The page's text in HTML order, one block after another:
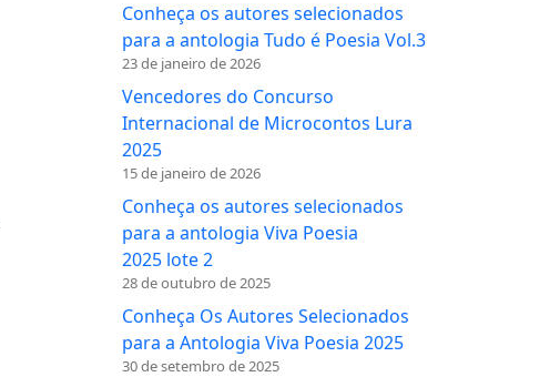
Conheça os autores selecionados
para a antologia Tudo é Poesia Vol.3
23 de janeiro de 2026
Vencedores do Concurso
Internacional de Microcontos Lura
2025
15 de janeiro de 2026
Conheça os autores selecionados
para a antologia Viva Poesia
2025 lote 2
28 de outubro de 2025
Conheça Os Autores Selecionados
para a Antologia Viva Poesia 2025
30 de setembro de 2025